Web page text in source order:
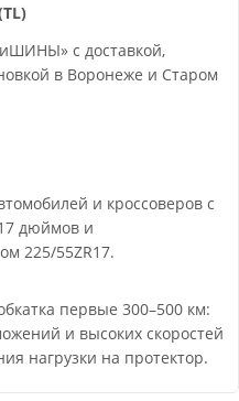
с доставкой,
в Воронеже и Старом
и кроссоверов с
дюймов и
225/55ZR17.
первые 300–500 км:
и высоких скоростей
нагрузки на протектор.